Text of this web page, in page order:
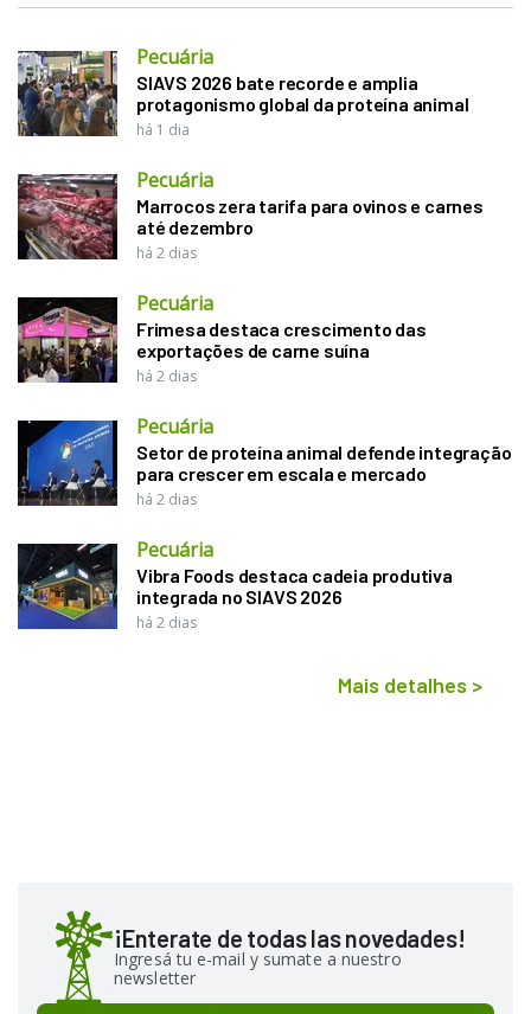
Pecuária
SIAVS 2026 bate recorde e amplia
protagonismo global da proteína animal
há 1 dia
Pecuária
Marrocos zera tarifa para ovinos e carnes
até dezembro
há 2 dias
Pecuária
Frimesa destaca crescimento das
exportações de carne suína
há 2 dias
Pecuária
Setor de proteína animal defende integração
para crescer em escala e mercado
há 2 dias
Pecuária
Vibra Foods destaca cadeia produtiva
integrada no SIAVS 2026
há 2 dias
Mais detalhes >
¡Enterate de todas las novedades!
Ingresá tu e-mail y sumate a nuestro
newsletter